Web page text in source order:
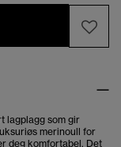
lagplagg som gir
merinoull for
deg komfortabel. Det